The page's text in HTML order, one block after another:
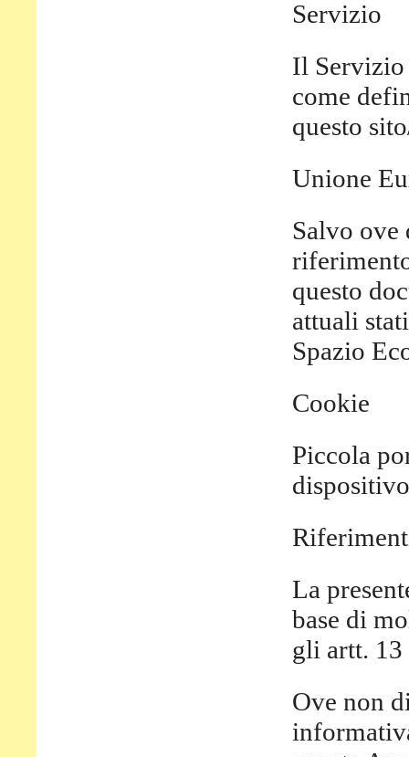
Servizio
Il Servizio
come
questo
Unione
Salvo ove
questo
attuali
Spazio
Cookie
Piccola
La
base di
gli artt. 13
Ove non